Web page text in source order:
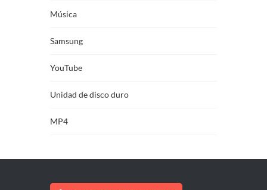
Música
Samsung
YouTube
Unidad de disco duro
MP4